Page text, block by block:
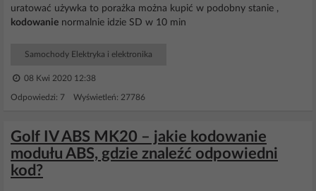
uratować używka to porażka można kupić w podobny stanie ,
kodowanie normalnie idzie SD w 10 min
Samochody Elektryka i elektronika
08 Kwi 2020 12:38
Odpowiedzi: 7 Wyświetleń: 27786
Golf IV ABS MK20 – jakie kodowanie
modułu ABS, gdzie znaleźć odpowiedni
kod?